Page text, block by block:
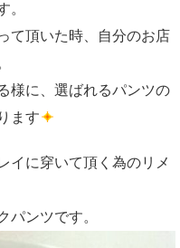
。
て頂いた時、自分のお店
様に、選ばれるパンツの
ます
イに穿いて頂く為のリメ
パンツです。